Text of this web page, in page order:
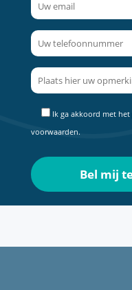
Ik ga akkoord met het
voorwaarden.